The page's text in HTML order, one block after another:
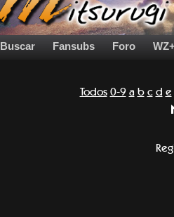
Buscar Fansubs Foro
Todos 0-9 a b c d e